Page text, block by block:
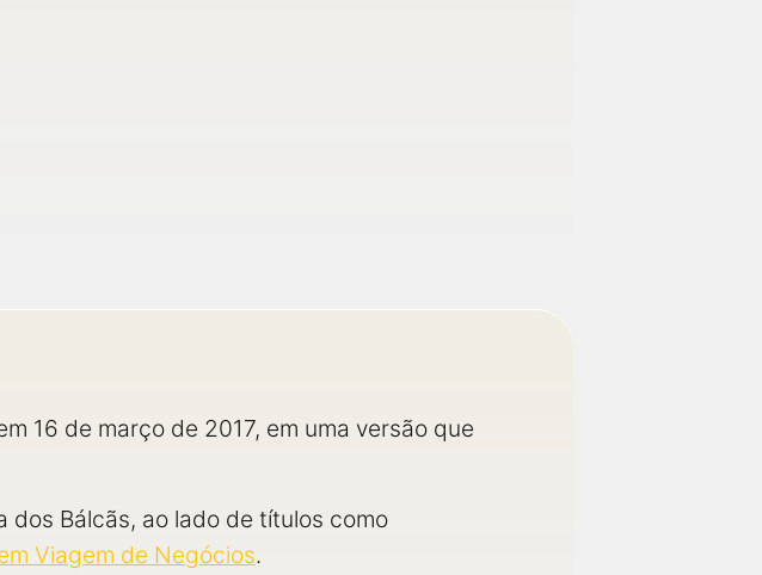
16 de março de 2017, em uma versão que
dos Bálcãs, ao lado de títulos como
Viagem de Negócios.